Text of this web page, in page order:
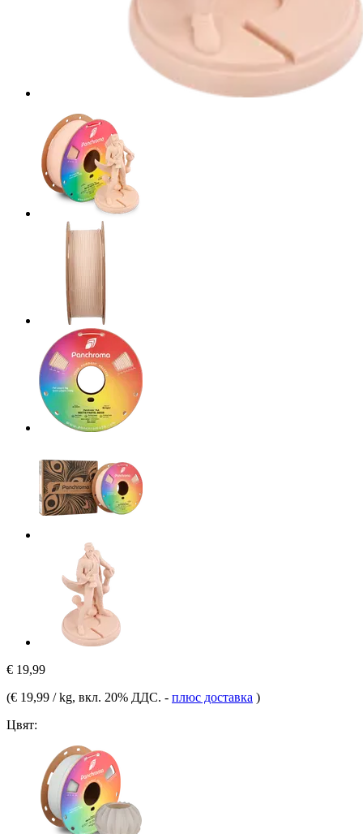
€ 19,99
(€ 19,99 / kg, вкл. 20% ДДС. - плюс доставка )
Цвят: